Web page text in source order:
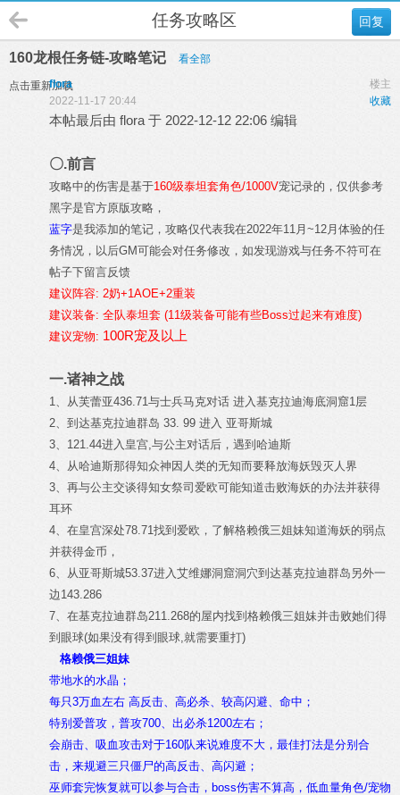
回复
任务攻略区
160龙根任务链-攻略笔记 看全部
点击重新加载 楼主
flora
收藏
2022-11-17 20:44
本帖最后由 flora 于 2022-12-12 22:06 编辑
〇.前言
攻略中的伤害是基于160级泰坦套角色/1000V宠记录的，仅供参考
黑字是官方原版攻略，
蓝字是我添加的笔记， 攻略仅代表我在2022年11月~12月体验的任
务情况，以后GM可能会对任务修改，如发现游戏与任务不符可在
帖子下留言反馈
建议阵容: 2奶+1AOE+2重装
建议装备: 全队泰坦套 (11级装备可能有些Boss过起来有难度)
建议宠物: 100R宠及以上
一.诸神之战
1、从芙蕾亚436.71与士兵马克对话 进入基克拉迪海底洞窟1层
2、到达基克拉迪群岛 33. 99 进入 亚哥斯城
3、121.44进入皇宫,与公主对话后，遇到哈迪斯
4、从哈迪斯那得知众神因人类的无知而要释放海妖毁灭人界
3、再与公主交谈得知女祭司爱欧可能知道击败海妖的办法并获得
耳环
4、在皇宫深处78.71找到爱欧，了解格赖俄三姐妹知道海妖的弱点
并获得金币，
6、从亚哥斯城53.37进入艾维娜洞窟洞穴到达基克拉迪群岛另外一
边143.286
7、在基克拉迪群岛211.268的屋内找到格赖俄三姐妹并击败她们得
到眼球(如果没有得到眼球,就需要重打)
格赖俄三姐妹
带地水的水晶；
每只3万血左右 高反击、高必杀、较高闪避、命中；
特别爱普攻，普攻700、出必杀1200左右；
会崩击、吸血攻击对于160队来说难度不大，最佳打法是分别合
击，来规避三只僵尸的高反击、高闪避；
巫师套完恢复就可以参与合击，boss伤害不算高，低血量角色/宠物